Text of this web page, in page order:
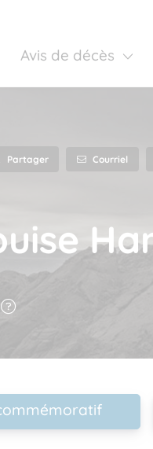
Avis de décès
Partager Courriel